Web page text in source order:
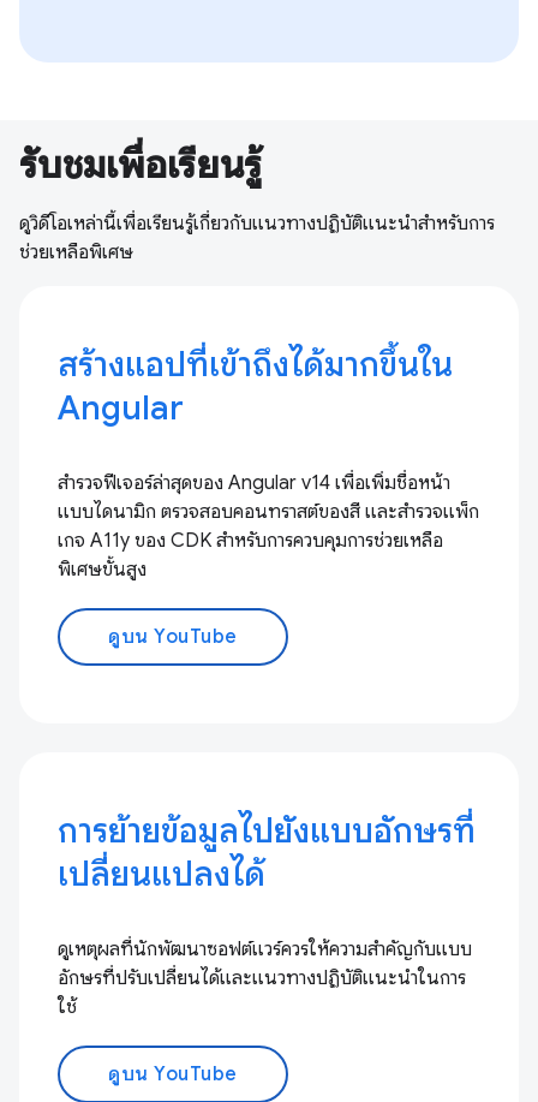
รับชมเพื่อเรียนรู้
ดูวิดีโอเหล่านี้เพื่อเรียนรู้เกี่ยวกับแนวทางปฏิบัติแนะนำสำหรับการ
ช่วยเหลือพิเศษ
สร้างแอปที่เข้าถึงได้มากขึ้นใน
Angular
สำรวจฟีเจอร์ล่าสุดของ Angular v14 เพื่อเพิ่มชื่อหน้า
แบบไดนามิก ตรวจสอบคอนทราสต์ของสี และสำรวจแพ็ก
เกจ A11y ของ CDK สำหรับการควบคุมการช่วยเหลือ
พิเศษขั้นสูง
ดูบน YouTube
การย้ายข้อมูลไปยังแบบอักษรที่
เปลี่ยนแปลงได้
ดูเหตุผลที่นักพัฒนาซอฟต์แวร์ควรให้ความสำคัญกับแบบ
อักษรที่ปรับเปลี่ยนได้และแนวทางปฏิบัติแนะนำในการ
ใช้
ดูบน YouTube